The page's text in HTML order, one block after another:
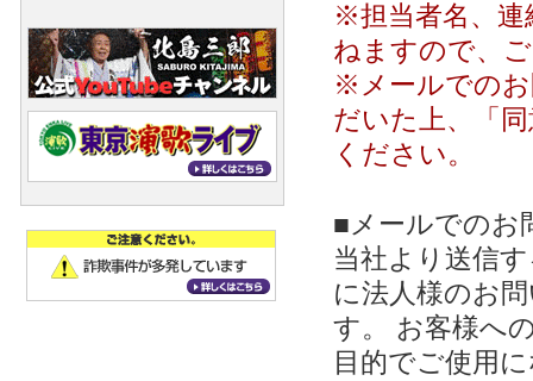
※担当者名、連
ねますので、
※メールでのお
だいた上、「
ください。
■メールでのお
当社より送信
に法人様のお
す。 お客様へ
目的でご使用